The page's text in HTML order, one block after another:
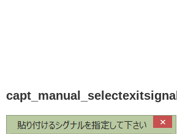
capt_manual_selectexitsignal